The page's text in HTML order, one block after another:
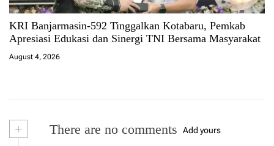
KRI Banjarmasin-592 Tinggalkan Kotabaru, Pemkab
Apresiasi Edukasi dan Sinergi TNI Bersama Masyarakat
August 4, 2026
+ There are no comments Add yours